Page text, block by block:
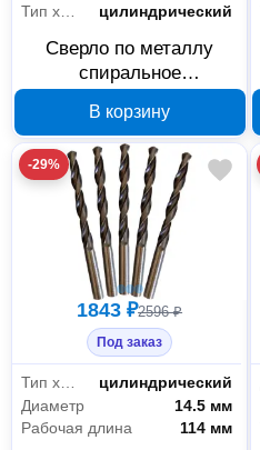
цилиндрический
Сверло по металлу
спиральное
11.2 мм Р6М5 18709А
В корзину
-29%
1843 ₽2596 ₽
Под заказ
цилиндрический
Диаметр
14.5 мм
Рабочая длина
114 мм